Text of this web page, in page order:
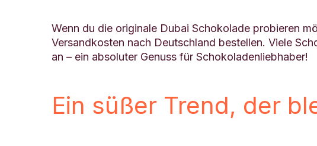
Wenn du die originale Dubai Schokolade probieren
Versandkosten nach Deutschland bestellen. Viele
an – ein absoluter Genuss für Schokoladenliebhaber!
Ein süßer Trend, der